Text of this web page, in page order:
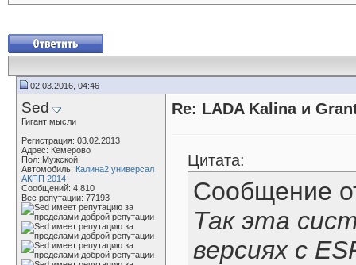
02.03.2016, 04:46
Sed
Гигант мысли
Регистрация: 03.02.2013
Адрес: Кемерово
Пол: Мужской
Автомобиль: Калина2 универсал
АКПП 2014
Сообщений: 4,810
Вес репутации: 77193
Re: LADA Kalina и
Цитата:
Сообщение
Так эта
версиях с